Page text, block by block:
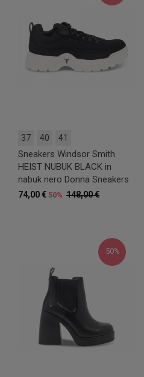
37 40 41
Sneakers Windsor Smith
HEIST NUBUK BLACK in
nabuk nero Donna Sneakers
148,00 €
74,00 € 50%
50%